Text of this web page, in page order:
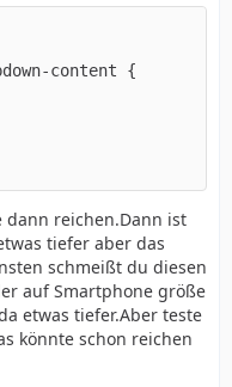
dann reichen.Dann ist
tiefer aber das
schmeißt du diesen
auf Smartphone größe
etwas tiefer.Aber teste
könnte schon reichen